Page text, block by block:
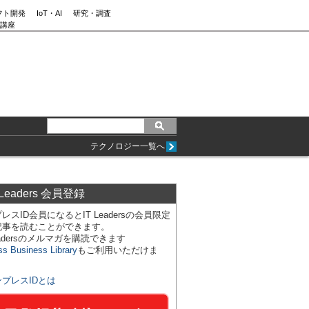
ト開発 IoT・AI
研究・調査
座
テクノロジー一覧へ
会員登録
スID会員になるとIT Leadersの会員限定
を読むことができます。
のメルマガを購読できます
Business Libraryもご利用いただけま
プレスIDとは